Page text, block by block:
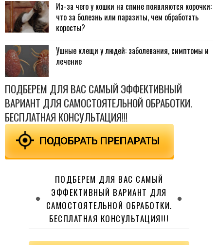
Из-за чего у кошки на спине появляются корочки:
что за болезнь или паразиты, чем обработать
коросты?
Ушные клещи у людей: заболевания, симптомы и
лечение
ПОДБЕРЕМ ДЛЯ ВАС САМЫЙ ЭФФЕКТИВНЫЙ
ВАРИАНТ ДЛЯ САМОСТОЯТЕЛЬНОЙ ОБРАБОТКИ.
БЕСПЛАТНАЯ КОНСУЛЬТАЦИЯ!!!
ПОДБЕРЕМ ДЛЯ ВАС САМЫЙ
ЭФФЕКТИВНЫЙ ВАРИАНТ ДЛЯ
САМОСТОЯТЕЛЬНОЙ ОБРАБОТКИ.
БЕСПЛАТНАЯ КОНСУЛЬТАЦИЯ!!!